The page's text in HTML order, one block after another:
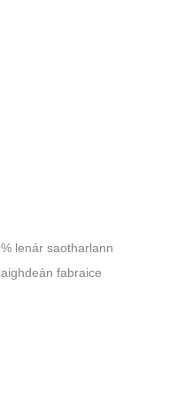
lenár saotharlann
fabraice